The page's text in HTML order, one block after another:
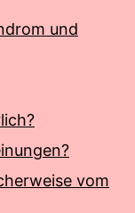
und
vom